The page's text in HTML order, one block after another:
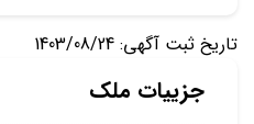
تاریخ ثبت آگهی: 1403/08/24
جزییات ملک